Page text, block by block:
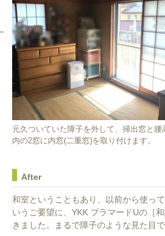
元久ついていた障子を外して、掃出窓と腰
内の2窓に内窓(二重窓)を取り付けます。
After
和室ということもあり、以前から使っ
いうご要望に、YKK プラマードUの［
きました。まるで障子のような見た目で